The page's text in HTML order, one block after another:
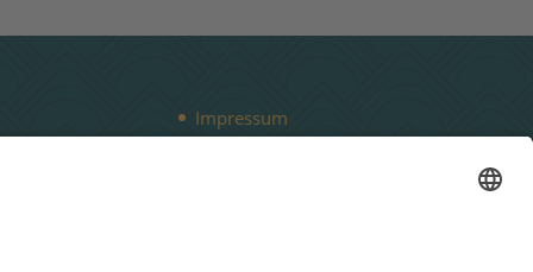
Impressum